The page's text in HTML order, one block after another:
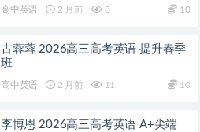
高中英语 2 月前 8 10
古蓉蓉 2026高三高考英语 提升春季
班
高中英语 2 月前 11 10
李博恩 2026高三高考英语 A+尖端